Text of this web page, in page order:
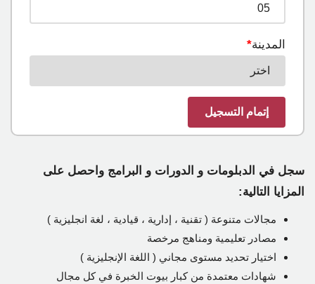
المدينة*
سجل في الدبلومات و الدورات و البرامج واحصل على
المزايا التالية:
مجالات متنوعة ( تقنية ، إدارية ، قيادية ، لغة انجليزية )
مصادر تعليمية ومناهج مرخصة
اختيار تحديد مستوى مجاني ( اللغة الإنجليزية )
شهادات معتمدة من كبار بيوت الخبرة في كل مجال